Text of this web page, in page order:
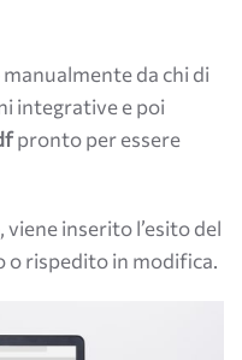
da chi di
integrative e poi
pronto per essere
inserito l’esito del
rispedito in modifica.